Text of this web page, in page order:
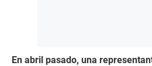
En abril pasado, una